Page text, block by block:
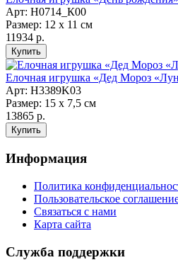
Арт: Н0714_К00
Размер: 12 х 11 см
11934 р.
Елочная игрушка «Дед Мороз
Арт: Н3389K03
Размер: 15 х 7,5 см
13865 р.
Информация
Политика
Пользовательское
Связаться с нами
Карта сайта
Служба поддержки